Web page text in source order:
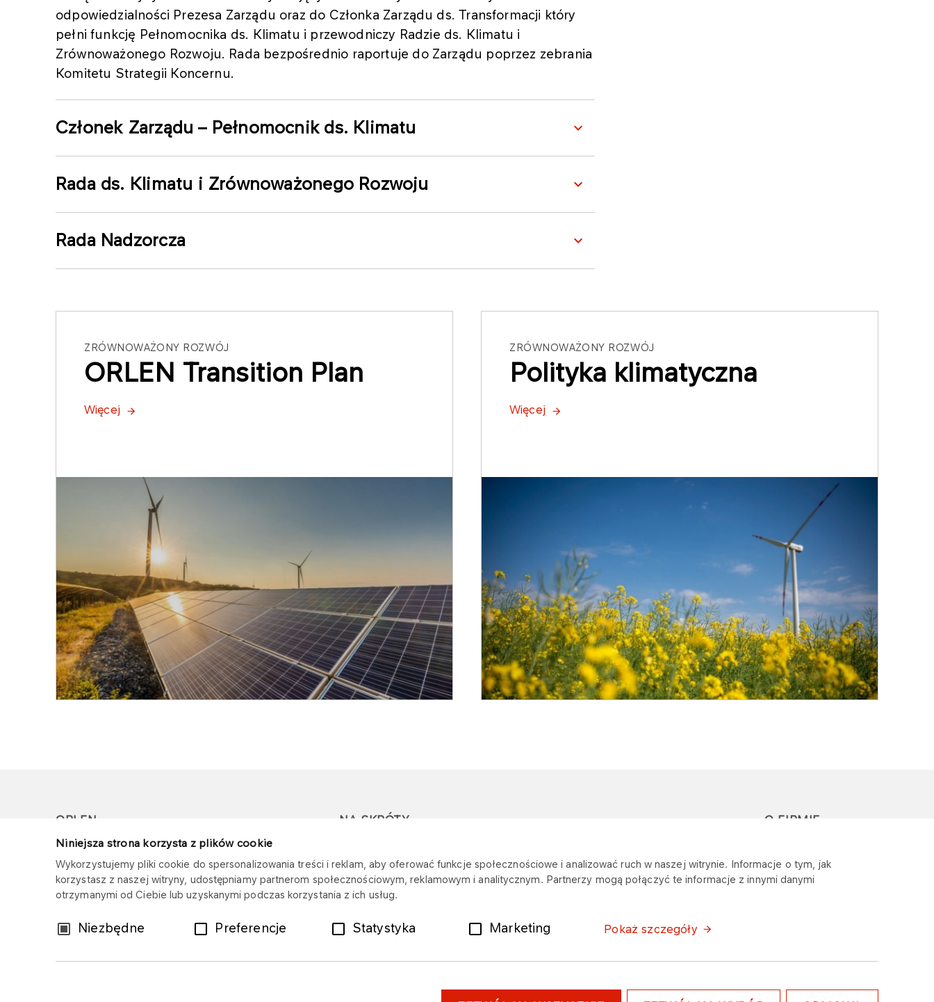
Niniejsza strona korzysta z plików cookie
Wykorzystujemy pliki cookie do spersonalizowania treści i reklam, aby oferować funkcje społecznościowe i analizować ruch w naszej witrynie. Informacje o tym, jak
korzystasz z naszej witryny, udostępniamy partnerom społecznościowym, reklamowym i analitycznym. Partnerzy mogą połączyć te informacje z innymi danymi
otrzymanymi od Ciebie lub uzyskanymi podczas korzystania z ich usług.
WybórNiezbędne Preferencje Statystyka Marketing Pokaż szczegóły
odpowiedzialności Prezesa Zarządu oraz do Członka Zarządu ds. Transformacji który
pełni funkcję Pełnomocnika ds. Klimatu i przewodniczy Radzie ds. Klimatu i
Zrównoważonego Rozwoju. Rada bezpośrednio raportuje do Zarządu poprzez zebrania
Komitetu Strategii Koncernu.
Członek Zarządu – Pełnomocnik ds. Klimatu
Rada ds. Klimatu i Zrównoważonego Rozwoju
Rada Nadzorcza
ZRÓWNOWAŻONY ROZWÓJ
ORLEN Transition Plan
Więcej
ZRÓWNOWAŻONY ROZWÓJ
Polityka klimatyczna
Więcej
ORLEN
Copyright © 1996-2026
Wszystkie prawa zastrzeżone
NA SKRÓTY
oszustwami
Mapa stacji
Dotacje
reklamację
O FIRMIE
Wymagania